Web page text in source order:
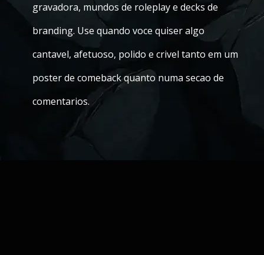
gravadora, mundos de roleplay e decks de
branding. Use quando voce quiser algo
cantavel, afetuoso, polido e crivel tanto em um
poster de comeback quanto numa secao de
comentarios.